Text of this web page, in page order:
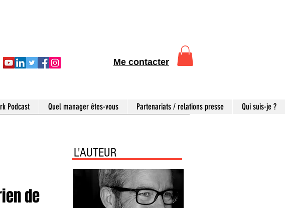
Me contacter
Podcast Quel manager êtes-vous Partenariats / relations presse Qui suis-je ?
de
L'AUTEUR